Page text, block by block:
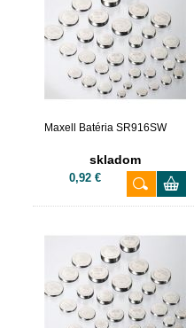
Maxell Batéria SR916SW
skladom
0,92 €